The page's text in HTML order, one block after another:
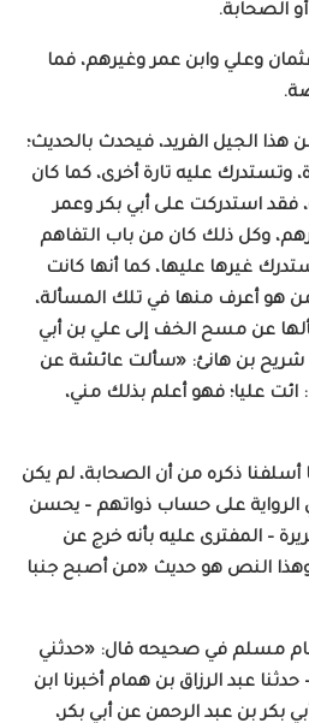
الصحابة.
وعلي وابن عمر وغيرهم، فما
هذا الجيل الفريد، فيحدث بالحديث؛
وتستدرك عليه تارة أخرى، كما كان
استدركت على أبي بكر وعمر
وكل ذلك كان من باب التفاهم
غيرها عليها، كما أنها كانت
من هو أعرف منها في تلك المسألة،
عن مسح الخف إلى علي بن أبي
شريح بن هانئ: «سألت عائشة عن
عليا؛ فهو أعلم بذلك مني،
أسلفنا ذكره من أن الصحابة، لم يكن
الرواية على حساب ذواتهم – يحسن
– المفترى عليه بأنه خرج عن
وهذا النص هو حديث «من أصبح جنبا
مسلم في صحيحه قال: «حدثني
عبد الرزاق بن همام أخبرنا ابن
بكر بن عبد الرحمن عن أبي بكر،